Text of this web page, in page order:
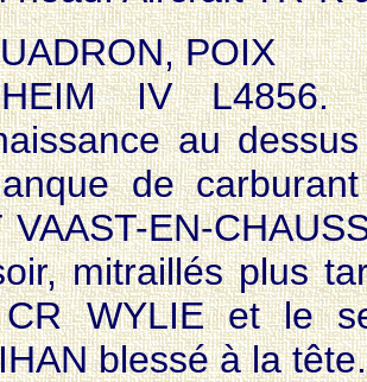
POIX
IV
au
de
VAAST-EN-
mitraillés plus
WYLIE et le
blessé à la